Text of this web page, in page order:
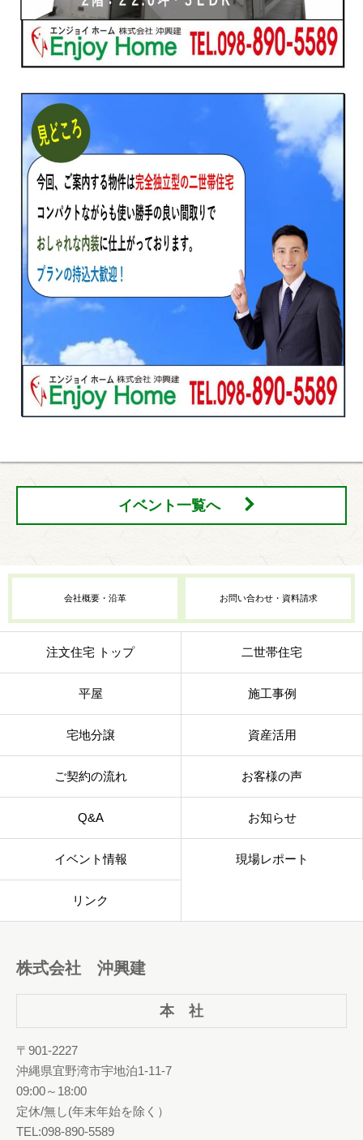
イベント一覧へ
会社概要・沿革 お問い合わせ・資料請求
注文住宅 トップ 二世帯住宅
平屋 施工事例
宅地分譲 資産活用
ご契約の流れ お客様の声
Q&A お知らせ
イベント情報 現場レポート
リンク
株式会社 沖興建
本 社
〒901-2227
沖縄県宜野湾市宇地泊1-11-7
09:00～18:00
定休/無し(年末年始を除く）
TEL:098-890-5589